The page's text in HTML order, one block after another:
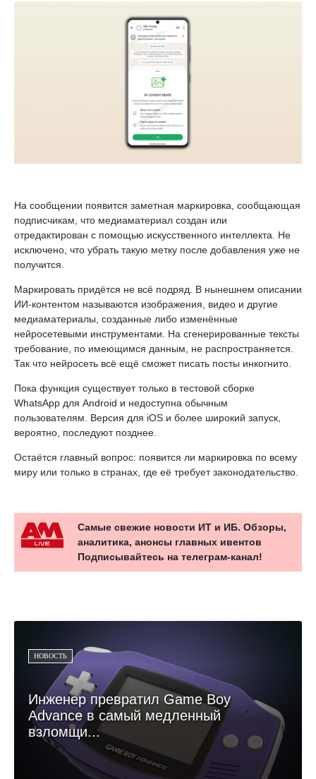
На сообщении появится заметная маркировка, сообщающая
подписчикам, что медиаматериал создан или
отредактирован с помощью искусственного интеллекта. Не
исключено, что убрать такую метку после добавления уже не
получится.
Маркировать придётся не всё подряд. В нынешнем описании
ИИ-контентом называются изображения, видео и другие
медиаматериалы, созданные либо изменённые
нейросетевыми инструментами. На сгенерированные тексты
требование, по имеющимся данным, не распространяется.
Так что нейросеть всё ещё сможет писать посты инкогнито.
Пока функция существует только в тестовой сборке
WhatsApp для Android и недоступна обычным
пользователям. Версия для iOS и более широкий запуск,
вероятно, последуют позднее.
Остаётся главный вопрос: появится ли маркировка по всему
миру или только в странах, где её требует законодательство.
Самые свежие новости ИТ и ИБ. Обзоры,
аналитика, анонсы главных ивентов
Подписывайтесь на телеграм-канал!
НОВОСТЬ
Инженер превратил Game Boy
Advance в самый медленный
взломщи...